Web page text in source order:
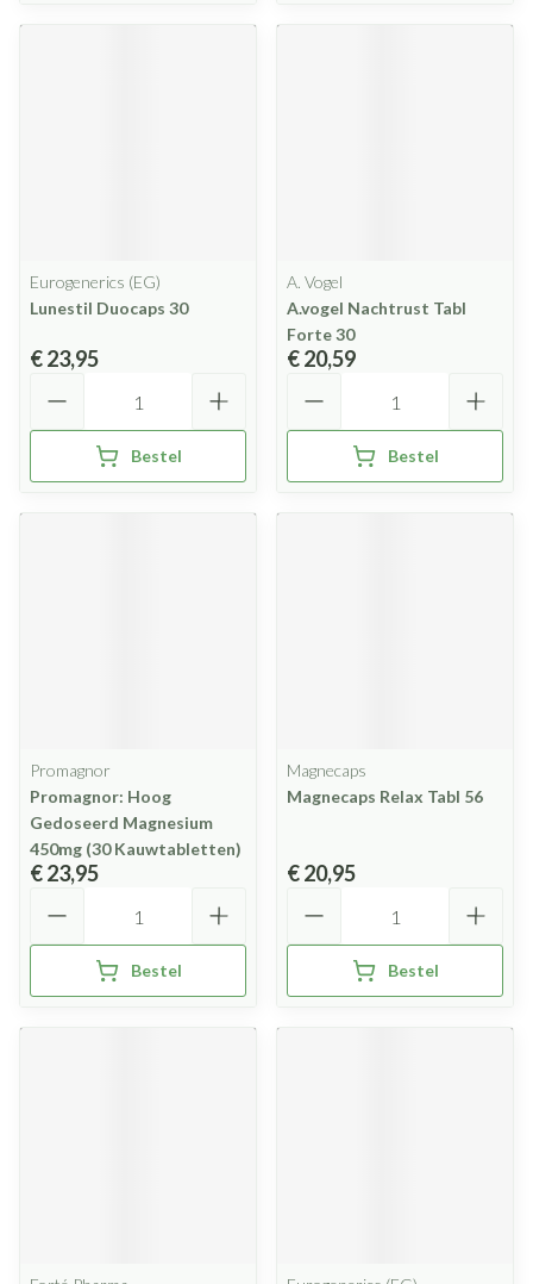
Eurogenerics (EG)
Lunestil Duocaps 30
€ 23,95
Bestel
A. Vogel
A.vogel Nachtrust Tabl
Forte 30
€ 20,59
Bestel
Promagnor
Promagnor: Hoog
Gedoseerd Magnesium
450mg (30 Kauwtabletten)
€ 23,95
Bestel
Magnecaps
Magnecaps Relax Tabl 56
€ 20,95
Bestel